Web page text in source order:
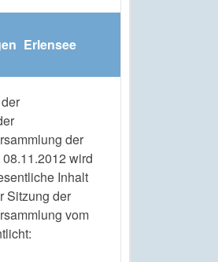
Erlensee
der
wird
Inhalt
Sitzung der
vom